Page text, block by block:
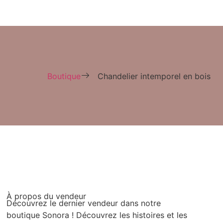
Boutique Chandelier intemporel en bois
À propos du vendeur
Découvrez le dernier vendeur dans notre
boutique Sonora ! Découvrez les histoires et les